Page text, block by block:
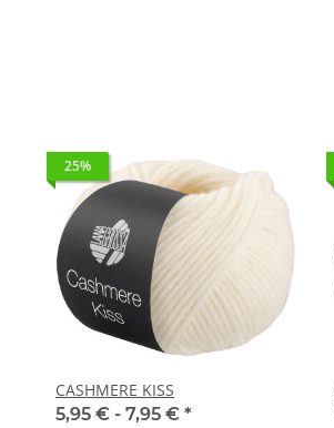
25%
CASHMERE KISS
5,95 € - 7,95 € *